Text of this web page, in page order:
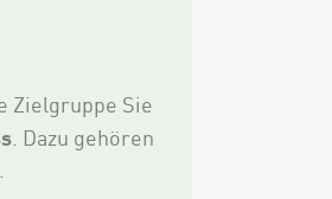
Zielgruppe Sie
. Dazu gehören